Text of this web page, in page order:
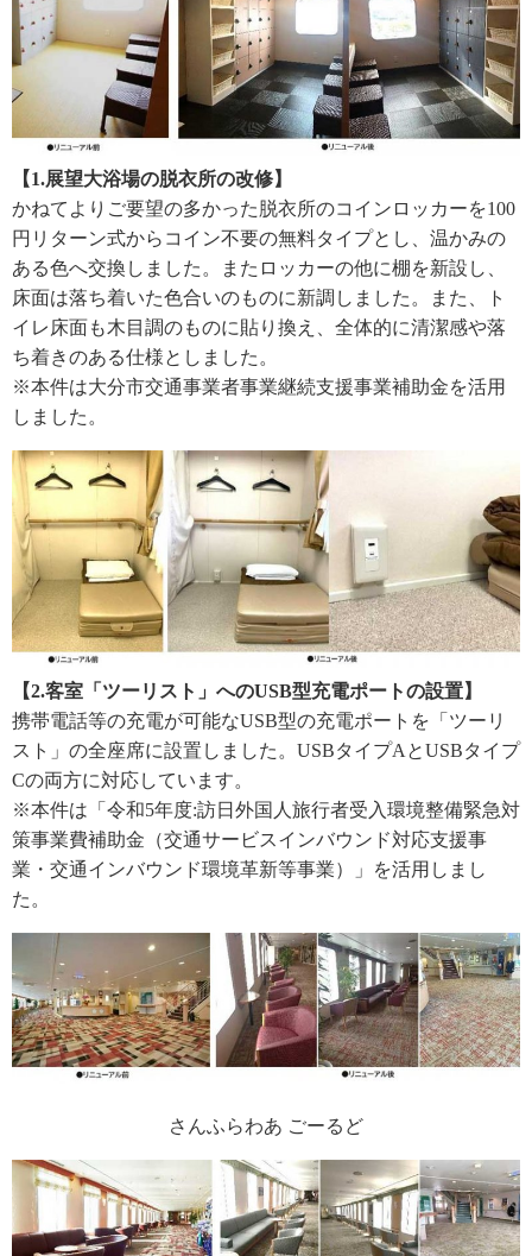
【1.展望大浴場の脱衣所の改修】
かねてよりご要望の多かった脱衣所のコインロッカーを100
円リターン式からコイン不要の無料タイプとし、温かみの
ある色へ交換しました。またロッカーの他に棚を新設し、
床面は落ち着いた色合いのものに新調しました。また、ト
イレ床面も木目調のものに貼り換え、全体的に清潔感や落
ち着きのある仕様としました。
※本件は大分市交通事業者事業継続支援事業補助金を活用
しました。
【2.客室「ツーリスト」へのUSB型充電ポートの設置】
携帯電話等の充電が可能なUSB型の充電ポートを「ツーリ
スト」の全座席に設置しました。USBタイプAとUSBタイプ
Cの両方に対応しています。
※本件は「令和5年度:訪日外国人旅行者受入環境整備緊急対
策事業費補助金（交通サービスインバウンド対応支援事
業・交通インバウンド環境革新等事業）」を活用しまし
た。
さんふらわあ ごーるど